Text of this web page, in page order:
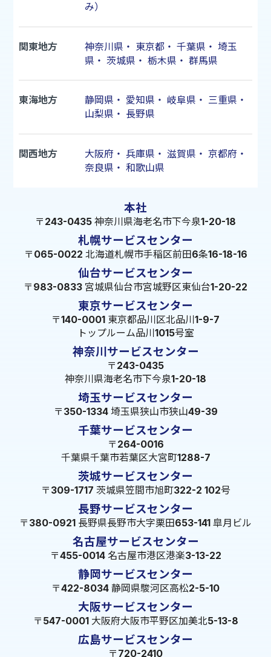
み）
関東地方 神奈川県 ・ 東京都・ 千葉県 ・ 埼玉
県 ・ 茨城県 ・ 栃木県 ・ 群馬県
東海地方 静岡県 ・ 愛知県 ・ 岐阜県 ・ 三重県 ・
山梨県 ・ 長野県
関西地方 大阪府 ・ 兵庫県 ・ 滋賀県 ・ 京都府 ・
奈良県 ・ 和歌山県
本社
〒243-0435 神奈川県海老名市下今泉1-20-18
札幌サービスセンター
〒065-0022 北海道札幌市手稲区前田6条16-18-16
仙台サービスセンター
〒983-0833 宮城県仙台市宮城野区東仙台1-20-22
東京サービスセンター
〒140-0001 東京都品川区北品川1-9-7
トップルーム品川1015号室
神奈川サービスセンター
〒243-0435
神奈川県海老名市下今泉1-20-18
埼玉サービスセンター
〒350-1334 埼玉県狭山市狭山49-39
千葉サービスセンター
〒264-0016
千葉県千葉市若葉区大宮町1288-7
茨城サービスセンター
〒309-1717 茨城県笠間市旭町322-2 102号
長野サービスセンター
〒380-0921 長野県長野市大字栗田653-141 皐月ビル
名古屋サービスセンター
〒455-0014 名古屋市港区港楽3-13-22
静岡サービスセンター
〒422-8034 静岡県駿河区高松2-5-10
大阪サービスセンター
〒547-0001 大阪府大阪市平野区加美北5-13-8
広島サービスセンター
〒720-2410